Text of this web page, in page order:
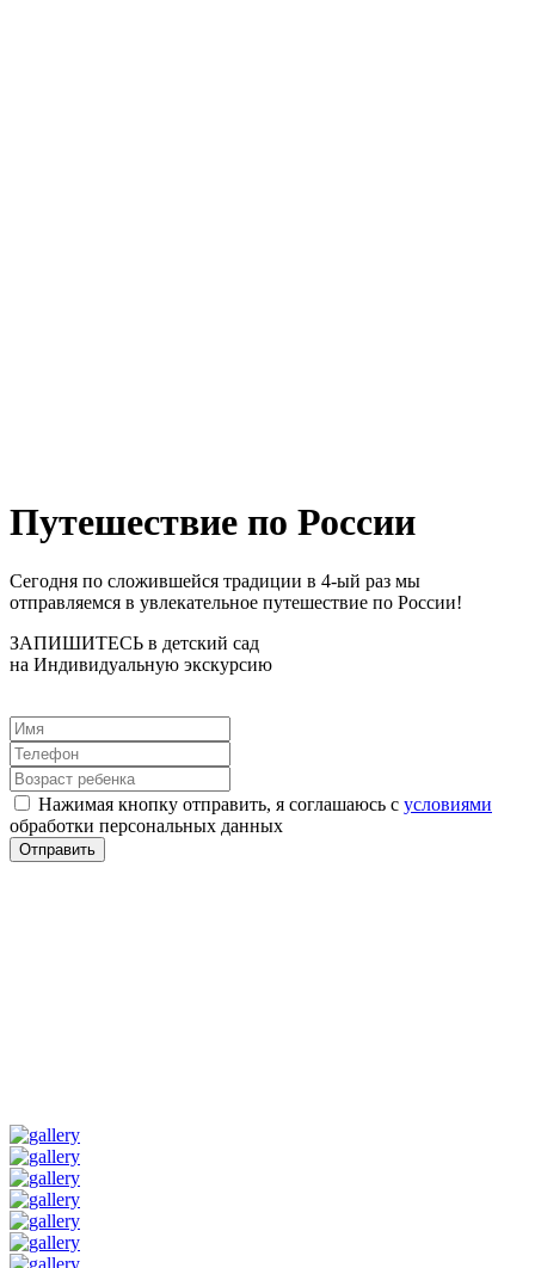
Путешествие по России
Сегодня по сложившейся традиции в 4-ый раз мы
отправляемся в увлекательное путешествие по России!
ЗАПИШИТЕСЬ в детский сад
на Индивидуальную экскурсию
Нажимая кнопку отправить, я соглашаюсь с условиями
обработки персональных данных